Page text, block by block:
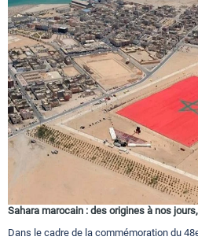
Sahara marocain : des origines à nos
Dans le cadre de la commémoration du